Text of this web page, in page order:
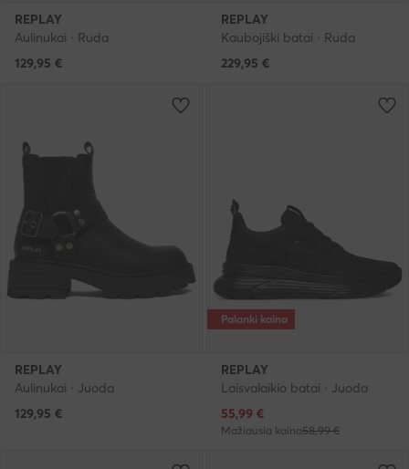
REPLAY
Aulinukai · Ruda
129,95 €
REPLAY
Kaubojiški batai · Ruda
229,95 €
REPLAY
Aulinukai · Juoda
129,95 €
Palanki kaina
REPLAY
Laisvalaikio batai · Juoda
Dabartinė kaina
55,99 €
Mažiausia kaina58,99 €